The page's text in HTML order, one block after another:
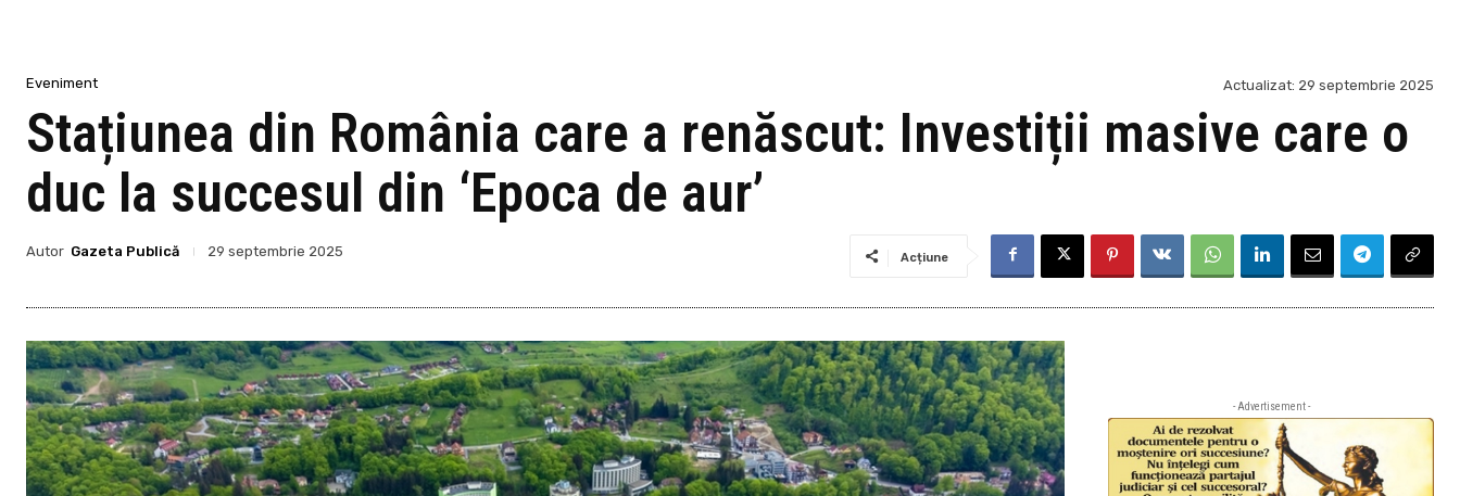
Eveniment Actualizat: 29 septembrie 2025
Stațiunea din România care a renăscut: Investiții masive care o
duc la succesul din ‘Epoca de aur’
Autor Gazeta Publică 29 septembrie 2025 Acțiune
- Advertisement -